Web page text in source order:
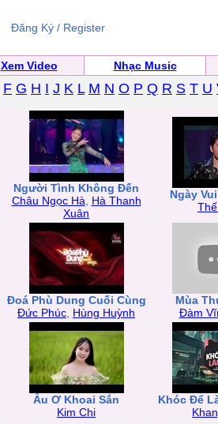
Đăng Ký / Register
Xem Video Nhạc Music
F G H I J K L M N O P Q R S T U
Người Tình Không Đến
Châu Ngọc Hà
Hà Thanh
Xuân
Ngày
Đoá Phù Dung Cuối Cùng
Đức Phúc Hùng Huỳnh
Mùa
Đàm
Ầu Ơ Khoai Sắn
Kim Chi
Khóc Để